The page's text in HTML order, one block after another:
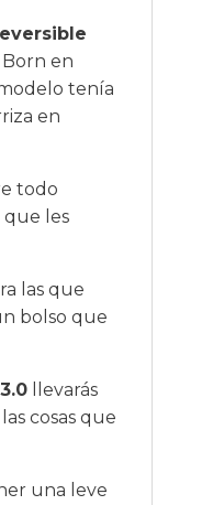
en
tenía
en
todo
que les
las que
bolso que
llevarás
cosas que
una leve